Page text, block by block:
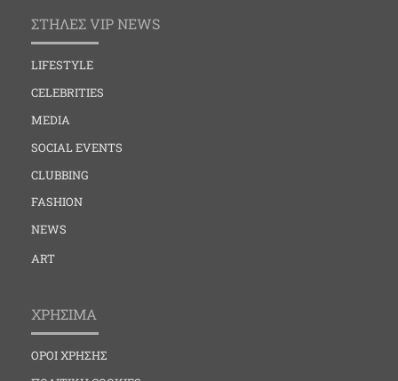
ΣΤΗΛΕΣ VIP NEWS
LIFESTYLE
CELEBRITIES
MEDIA
SOCIAL EVENTS
CLUBBING
FASHION
NEWS
ART
ΧΡΗΣΙΜΑ
ΟΡΟΙ ΧΡΗΣΗΣ